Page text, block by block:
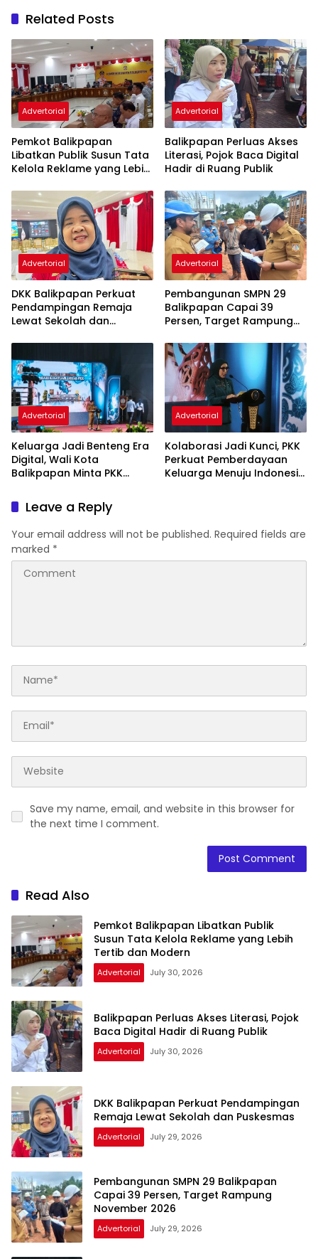
Related Posts
Advertorial
Pemkot Balikpapan
Libatkan Publik Susun Tata
Kelola Reklame yang Lebih
Advertorial
Balikpapan Perluas Akses
Literasi, Pojok Baca Digital
Hadir di Ruang Publik
Advertorial
DKK Balikpapan Perkuat
Pendampingan Remaja
Lewat Sekolah dan
Advertorial
Pembangunan SMPN 29
Balikpapan Capai 39
Persen, Target Rampung
Advertorial
Keluarga Jadi Benteng Era
Digital, Wali Kota
Balikpapan Minta PKK
Karakter Generasi Muda
Advertorial
Kolaborasi Jadi Kunci, PKK
Perkuat Pemberdayaan
Keluarga Menuju Indonesia
Leave a Reply
Your email address will not be published. Required fields are
marked *
Save my name, email, and website in this browser for
the next time I comment.
Read Also
Pemkot Balikpapan Libatkan Publik
Susun Tata Kelola Reklame yang Lebih
Tertib dan Modern
Advertorial July 30, 2026
Balikpapan Perluas Akses Literasi, Pojok
Baca Digital Hadir di Ruang Publik
Advertorial July 30, 2026
DKK Balikpapan Perkuat Pendampingan
Remaja Lewat Sekolah dan Puskesmas
Advertorial July 29, 2026
Pembangunan SMPN 29 Balikpapan
Capai 39 Persen, Target Rampung
November 2026
Advertorial July 29, 2026